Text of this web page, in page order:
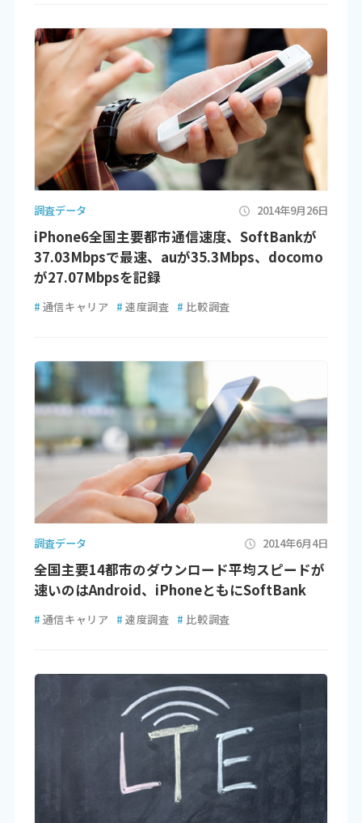
調査データ 2014年9月26日
iPhone6全国主要都市通信速度、SoftBankが
37.03Mbpsで最速、auが35.3Mbps、docomo
が27.07Mbpsを記録
# 通信キャリア # 速度調査 # 比較調査
調査データ 2014年6月4日
全国主要14都市のダウンロード平均スピードが
速いのはAndroid、iPhoneともにSoftBank
# 通信キャリア # 速度調査 # 比較調査